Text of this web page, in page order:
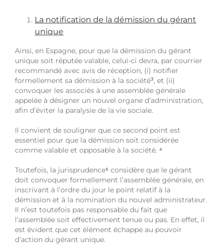
La notification de la démission du gérant
unique
Ainsi, en Espagne, pour que la démission du gérant
unique soit réputée valable, celui-ci devra, par courrier
recommandé avec avis de réception, (i) notifier
formellement sa démission à la société³, et (ii)
convoquer les associés à une assemblée générale
appelée à désigner un nouvel organe d’administration,
afin d’éviter la paralysie de la vie sociale.
Il convient de souligner que ce second point est
essentiel pour que la démission soit considérée
comme valable et opposable à la société. ⁴
Toutefois, la jurisprudence⁵ considère que le gérant
doit convoquer formellement l’assemblée générale, en
inscrivant à l’ordre du jour le point relatif à la
démission et à la nomination du nouvel administrateur.
Il n’est toutefois pas responsable du fait que
l’assemblée soit effectivement tenue ou pas. En effet, il
est évident que cet élément échappe au pouvoir
d’action du gérant unique.